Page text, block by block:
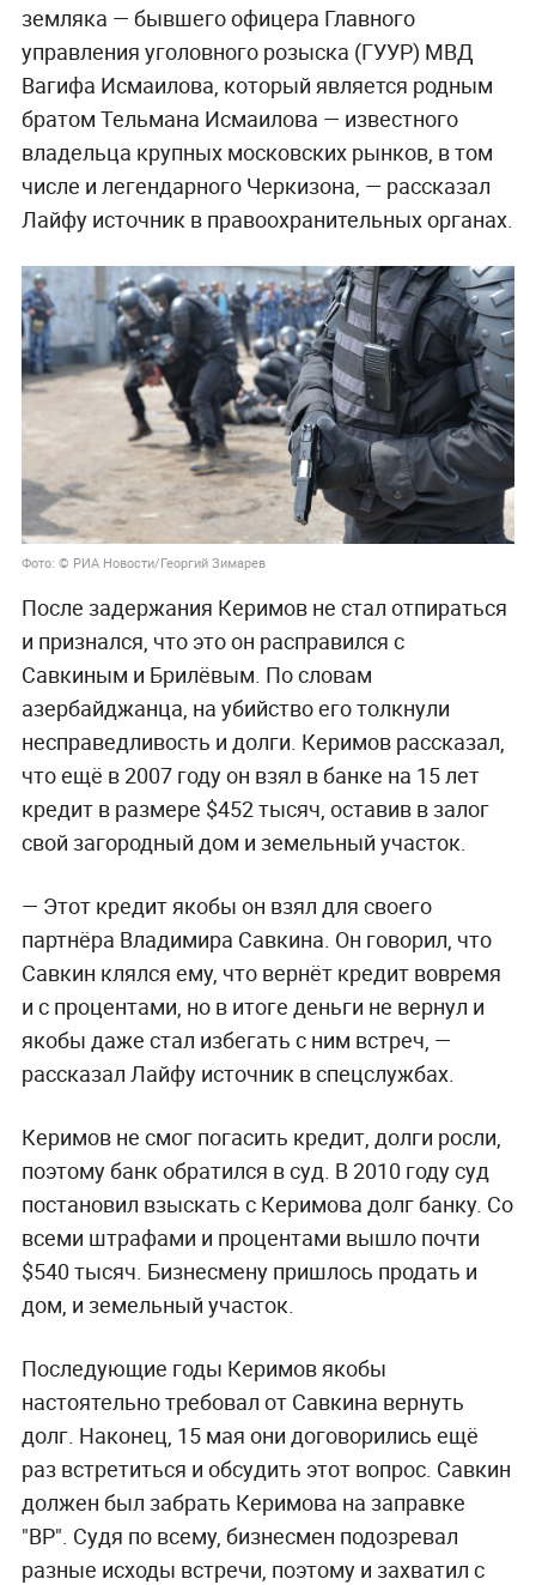
земляка — бывшего офицера Главного
управления уголовного розыска (ГУУР) МВД
Вагифа Исмаилова, который является родным
братом Тельмана Исмаилова — известного
владельца крупных московских рынков, в том
числе и легендарного Черкизона, — рассказал
Лайфу источник в правоохранительных органах.
Фото: © РИА Новости/Георгий Зимарев
После задержания Керимов не стал отпираться
и признался, что это он расправился с
Савкиным и Брилёвым. По словам
азербайджанца, на убийство его толкнули
несправедливость и долги. Керимов рассказал,
что ещё в 2007 году он взял в банке на 15 лет
кредит в размере $452 тысяч, оставив в залог
свой загородный дом и земельный участок.
— Этот кредит якобы он взял для своего
партнёра Владимира Савкина. Он говорил, что
Савкин клялся ему, что вернёт кредит вовремя
и с процентами, но в итоге деньги не вернул и
якобы даже стал избегать с ним встреч, —
рассказал Лайфу источник в спецслужбах.
Керимов не смог погасить кредит, долги росли,
поэтому банк обратился в суд. В 2010 году суд
постановил взыскать с Керимова долг банку. Со
всеми штрафами и процентами вышло почти
$540 тысяч. Бизнесмену пришлось продать и
дом, и земельный участок.
Последующие годы Керимов якобы
настоятельно требовал от Савкина вернуть
долг. Наконец, 15 мая они договорились ещё
раз встретиться и обсудить этот вопрос. Савкин
должен был забрать Керимова на заправке
"BP". Судя по всему, бизнесмен подозревал
разные исходы встречи, поэтому и захватил с